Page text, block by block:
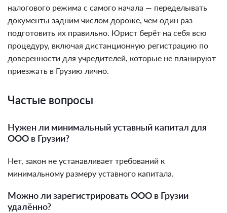
налогового режима с самого начала — переделывать
документы задним числом дороже, чем один раз
подготовить их правильно. Юрист берёт на себя всю
процедуру, включая дистанционную регистрацию по
доверенности для учредителей, которые не планируют
приезжать в Грузию лично.
Частые вопросы
Нужен ли минимальный уставный капитал для
ООО в Грузии?
Нет, закон не устанавливает требований к
минимальному размеру уставного капитала.
Можно ли зарегистрировать ООО в Грузии
удалённо?